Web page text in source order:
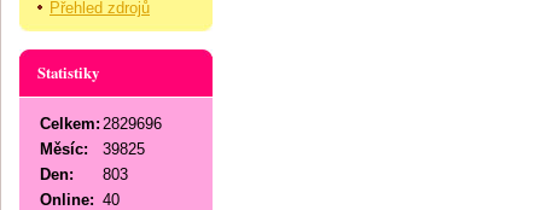
Přehled zdrojů
Statistiky
Online: 40
Celkem: 2829696
Měsíc:
39825
Den:
803